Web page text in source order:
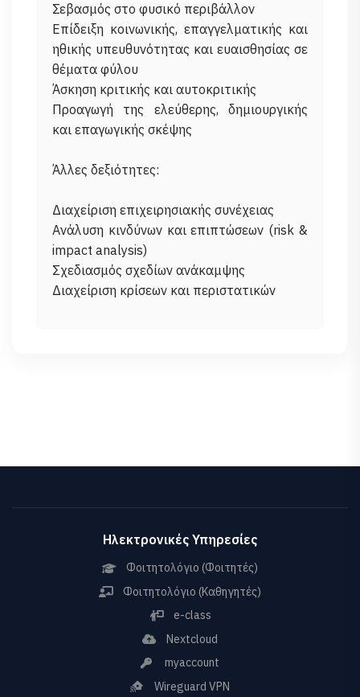
Σεβασμός στο φυσικό περιβάλλον
Επίδειξη κοινωνικής, επαγγελματικής και
ηθικής υπευθυνότητας και ευαισθησίας σε
θέματα φύλου
Άσκηση κριτικής και αυτοκριτικής
Προαγωγή της ελεύθερης, δημιουργικής
και επαγωγικής σκέψης
Άλλες δεξιότητες:
Διαχείριση επιχειρησιακής συνέχειας
Ανάλυση κινδύνων και επιπτώσεων (risk &
impact analysis)
Σχεδιασμός σχεδίων ανάκαμψης
Ηλεκτρονικές Υπηρεσίες
Φοιτητολόγιο (Φοιτητές)
Φοιτητολόγιο (Καθηγητές)
e-class
Nextcloud
myaccount
Wireguard VPN